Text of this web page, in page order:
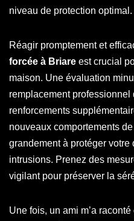
niveau de protection optimal.
Réagir promptement et
forcée à Briare est crucial
maison. Une évaluation
remplacement professionnel
renforcements
nouveaux comportements
grandement à protéger
intrusions. Prenez des
vigilant pour préserver la
Une fois, un ami m’a